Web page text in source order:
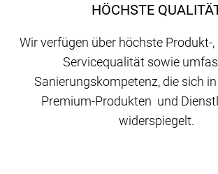
HÖCHSTE
Wir verfügen über höchste Produkt-
Servicequalität sowie
Sanierungskompetenz, die sich
Premium-Produkten und
widerspiegelt.